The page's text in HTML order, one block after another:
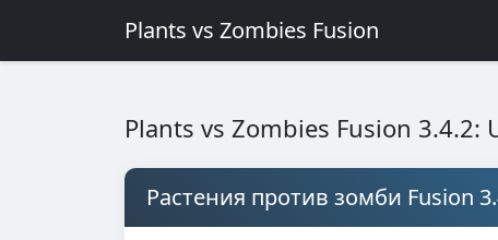
Plants vs Zombies Fusion
Plants vs Zombies Fusion 3.4.2:
Растения против зомби Fusion